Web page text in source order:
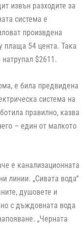
извън разходите за
система е
произвдена
плаща 54 цента. Така
$2611.
е била предвидена
система на
правилно, казва
– един от малкото
е канализационната
линии. „Сивата вода“
душовете и
с дъждовната вода
„Черната